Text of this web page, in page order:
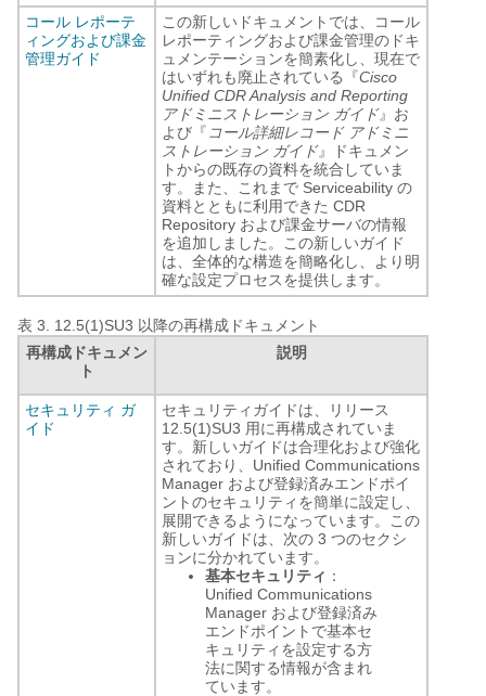
コール レポーテ
ィングおよび課金
管理ガイド
この新しいドキュメントでは、コール
レポーティングおよび課金管理のドキ
ュメンテーションを簡素化し、現在で
はいずれも廃止されている『Cisco
Unified CDR Analysis and Reporting
アドミニストレーション ガイド』お
よび『 コール詳細レコード アドミニ
ストレーション ガイド』ドキュメン
トからの既存の資料を統合していま
す。また、これまで Serviceability の
資料とともに利用できた CDR
Repository および課金サーバの情報
を追加しました。この新しいガイド
は、全体的な構造を簡略化し、より明
確な設定プロセスを提供します。
表 3. 12.5(1)SU3 以降の再構成ドキュメント
再構成ドキュメン
ト
説明
セキュリティ ガ
イド
セキュリティガイドは、リリース
12.5(1)SU3 用に再構成されていま
す。新しいガイドは合理化および強化
されており、Unified Communications
Manager および登録済みエンドポイ
ントのセキュリティを簡単に設定し、
展開できるようになっています。この
新しいガイドは、次の 3 つのセクシ
ョンに分かれています。
基本セキュリティ ：
Unified Communications
Manager および登録済み
エンドポイントで基本セ
キュリティを設定する方
法に関する情報が含まれ
ています。